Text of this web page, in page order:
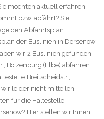
möchten aktuell erfahren
bzw. abfährt? Sie
den Abfahrtsplan
der Buslinien in Dersenow
wir 2 Buslinien gefunden,
Boizenburg (Elbe) abfahren
Breitscheidstr.,
leider nicht mitteilen.
für die Haltestelle
Hier stellen wir Ihnen